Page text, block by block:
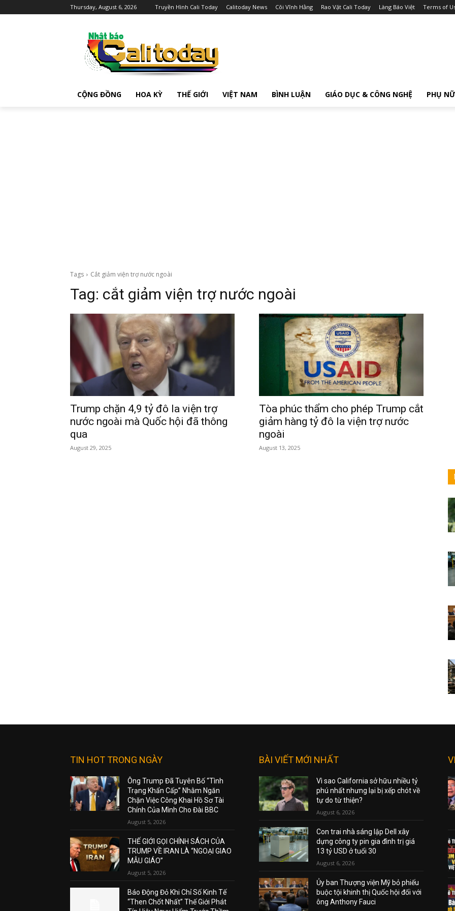
Thursday, August 6, 2026 Truyền Hình Cali Today Calitoday News Cõi Vĩnh Hằng Rao Vặt Cali Today Làng Báo Việt Terms of
CỘNG ĐỒNG HOA KỲ THẾ GIỚI VIỆT NAM BÌNH LUẬN GIÁO DỤC & CÔNG NGHỆ PHỤ NỮ
Tags Cắt giảm viện trợ nước ngoài
Tag: cắt giảm viện trợ nước ngoài
Trump chặn 4,9 tỷ đô la viện trợ
nước ngoài mà Quốc hội đã thông
qua
August 29, 2025
Tòa phúc thẩm cho phép Trump cắt
giảm hàng tỷ đô la viện trợ nước
ngoài
August 13, 2025
TIN HOT TRONG NGÀY
Ông Trump Đã Tuyên Bố “Tình
Trạng Khẩn Cấp” Nhằm Ngăn
Chặn Việc Công Khai Hồ Sơ Tài
Chính Của Mình Cho Đài BBC
August 5, 2026
THẾ GIỚI GỌI CHÍNH SÁCH CỦA
TRUMP VỀ IRAN LÀ “NGOẠI GIAO
MẪU GIÁO”
August 5, 2026
Báo Động Đỏ Khi Chỉ Số Kinh Tế
“Then Chốt Nhất” Thế Giới Phát
BÀI VIẾT MỚI NHẤT
Vì sao California sở hữu nhiều tỷ
phú nhất nhưng lại bị xếp chót về
tự do từ thiện?
August 6, 2026
Con trai nhà sáng lập Dell xây
dựng công ty pin gia đình trị giá
13 tỷ USD ở tuổi 30
August 6, 2026
Ủy ban Thượng viện Mỹ bỏ phiếu
buộc tội khinh thị Quốc hội đối với
ông Anthony Fauci